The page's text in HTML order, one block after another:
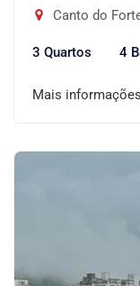
Canto do
3 Quartos 4
Mais informações